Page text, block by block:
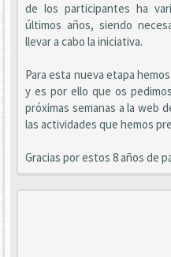
de los participantes ha
últimos años, siendo
llevar a cabo la iniciativa.
Para esta nueva etapa
y es por ello que os
próximas semanas a la web
las actividades que hemos
Gracias por estos 8 años de